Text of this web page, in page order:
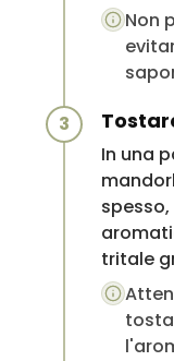
Non
3
In una
tritale